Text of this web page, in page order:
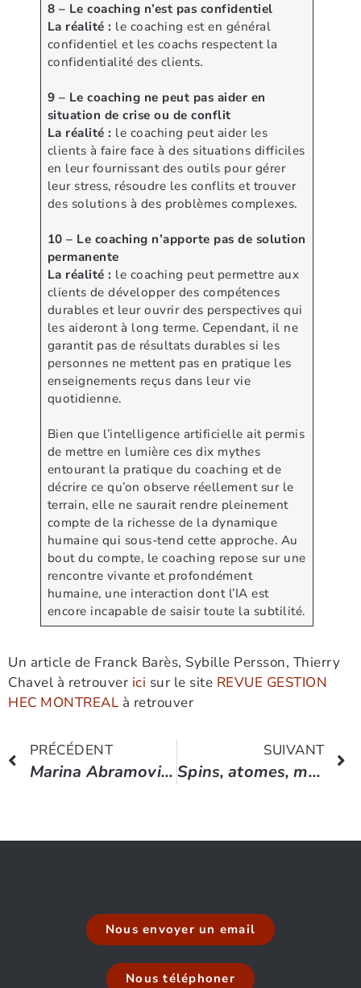
8 – Le coaching n’est pas confidentiel
La réalité : le coaching est en général
confidentiel et les coachs respectent la
confidentialité des clients.
9 – Le coaching ne peut pas aider en
situation de crise ou de conflit
La réalité : le coaching peut aider les
clients à faire face à des situations difficiles
en leur fournissant des outils pour gérer
leur stress, résoudre les conflits et trouver
des solutions à des problèmes complexes.
10 – Le coaching n’apporte pas de solution
permanente
La réalité : le coaching peut permettre aux
clients de développer des compétences
durables et leur ouvrir des perspectives qui
les aideront à long terme. Cependant, il ne
garantit pas de résultats durables si les
personnes ne mettent pas en pratique les
enseignements reçus dans leur vie
quotidienne.
Bien que l’intelligence artificielle ait permis
de mettre en lumière ces dix mythes
entourant la pratique du coaching et de
décrire ce qu’on observe réellement sur le
terrain, elle ne saurait rendre pleinement
compte de la richesse de la dynamique
humaine qui sous-tend cette approche. Au
bout du compte, le coaching repose sur une
rencontre vivante et profondément
humaine, une interaction dont l’IA est
encore incapable de saisir toute la subtilité.
Un article de Franck Barès, Sybille Persson, Thierry
Chavel à retrouver ici sur le site REVUE GESTION
HEC MONTREAL à retrouver
PRÉCÉDENT
Marina Abramovic : La puissance du regard
SUIVANT
Spins, atomes, magnétisme et équipe gagnante
Nous envoyer un email
Nous téléphoner